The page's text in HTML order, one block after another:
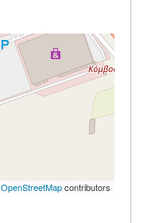
OpenStreetMapcontributors